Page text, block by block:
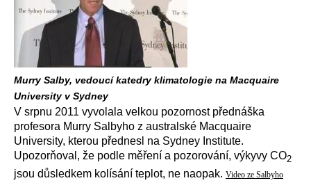
Murry Salby, vedoucí katedry klimatologie na Macquaire
University v Sydney
V srpnu 2011 vyvolala velkou pozornost přednáška
profesora Murry Salbyho z australské Macquaire
University, kterou přednesl na Sydney Institute.
Upozorňoval, že podle měření a pozorování, výkyvy CO2
jsou důsledkem kolísání teplot, ne naopak. Video ze Salbyho